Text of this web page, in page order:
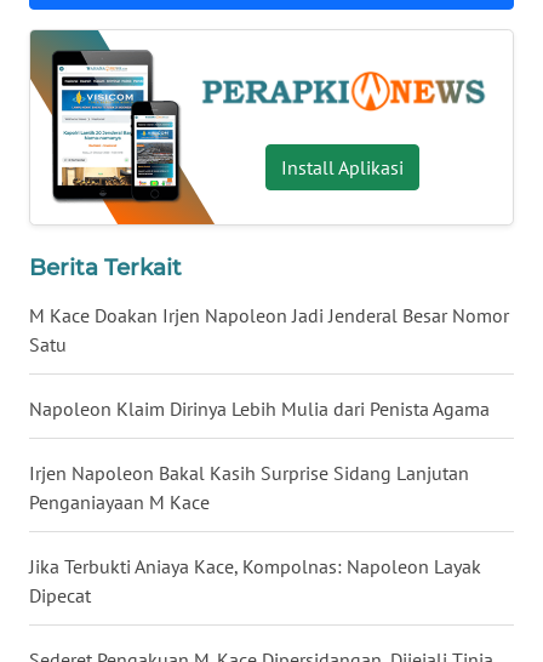
Install Aplikasi
Berita Terkait
M Kace Doakan Irjen Napoleon Jadi Jenderal Besar Nomor
Satu
Napoleon Klaim Dirinya Lebih Mulia dari Penista Agama
Irjen Napoleon Bakal Kasih Surprise Sidang Lanjutan
Penganiayaan M Kace
Jika Terbukti Aniaya Kace, Kompolnas: Napoleon Layak
Dipecat
WN
SULBAR
WN
BABEL
WN
SUMSEL
WN
BENGKULU
WN
LAMPUNG
WN
JATENG